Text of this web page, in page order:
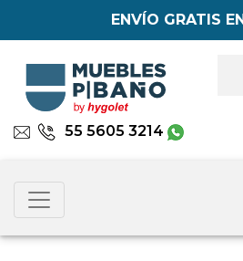
ENVÍO GRATIS
55 5605 3214